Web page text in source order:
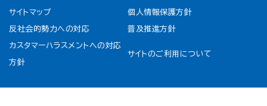
サイトマップ 個人情報保護方針
反社会的勢力への対応 普及推進方針
カスタマーハラスメントへの対応
方針
サイトのご利用について